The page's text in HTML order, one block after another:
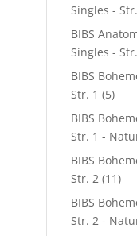
Singles -
BIBS
Singles -
BIBS
Str. 1 (5)
BIBS
Str. 1 -
BIBS
Str. 2 (11)
BIBS
Str. 2 -